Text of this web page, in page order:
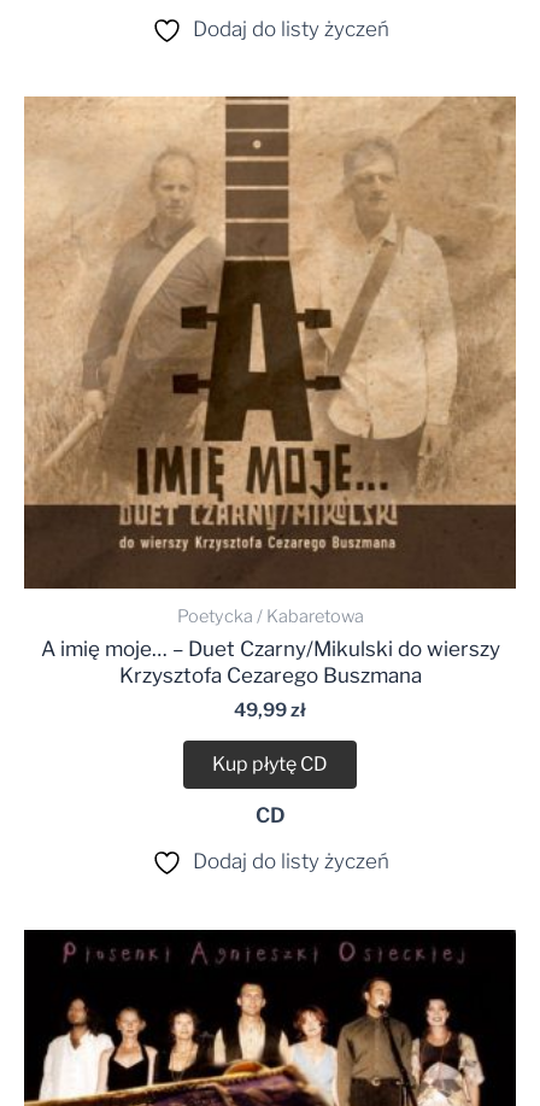
Dodaj do listy życzeń
Poetycka / Kabaretowa
A imię moje… – Duet Czarny/Mikulski do wierszy
Krzysztofa Cezarego Buszmana
49,99zł
Kup płytę CD
CD
Dodaj do listy życzeń